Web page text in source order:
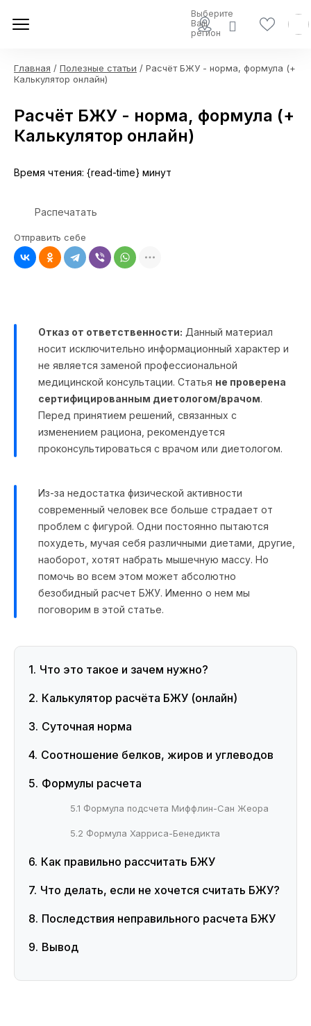
Выберите
Ваш
регион
Главная / Полезные статьи / Расчёт БЖУ - норма, формула (+
Калькулятор онлайн)
Расчёт БЖУ - норма, формула (+
Калькулятор онлайн)
Время чтения: {read-time} минут
Распечатать
Отправить себе
Отказ от ответственности: Данный материал
носит исключительно информационный характер и
не является заменой профессиональной
медицинской консультации. Статья не проверена
сертифицированным диетологом/врачом.
Перед принятием решений, связанных с
изменением рациона, рекомендуется
проконсультироваться с врачом или диетологом.
Из-за недостатка физической активности
современный человек все больше страдает от
проблем с фигурой. Одни постоянно пытаются
похудеть, мучая себя различными диетами, другие,
наоборот, хотят набрать мышечную массу. Но
помочь во всем этом может абсолютно
безобидный расчет БЖУ. Именно о нем мы
поговорим в этой статье.
Что это такое и зачем нужно?
Калькулятор расчёта БЖУ (онлайн)
Суточная норма
Соотношение белков, жиров и углеводов
Формулы расчета
5.1 Формула подсчета Миффлин-Сан Жеора
5.2 Формула Харриса-Бенедикта
Как правильно рассчитать БЖУ
Что делать, если не хочется считать БЖУ?
Последствия неправильного расчета БЖУ
Вывод